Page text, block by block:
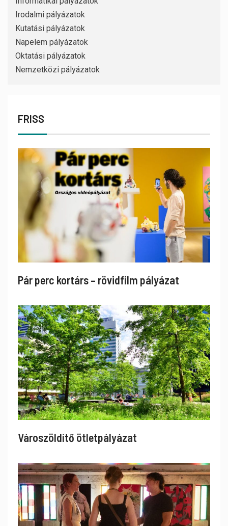
Irodalmi pályázatok
Kutatási pályázatok
Napelem pályázatok
Oktatási pályázatok
Nemzetközi pályázatok
FRISS
Pár perc kortárs – rövidfilm pályázat
Városzöldítő ötletpályázat